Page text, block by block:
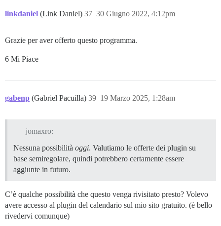
linkdaniel (Link Daniel) 30 Giugno 2022, 4:12pm
37
Grazie per aver offerto questo programma.
6 Mi Piace
gabenp (Gabriel Pacuilla) 19 Marzo 2025, 1:28am
39
jomaxro:
Nessuna possibilità oggi. Valutiamo le offerte dei plugin su
base semiregolare, quindi potrebbero certamente essere
aggiunte in futuro.
C’è qualche possibilità che questo venga rivisitato presto? Volevo
avere accesso al plugin del calendario sul mio sito gratuito. (è bello
rivedervi comunque)